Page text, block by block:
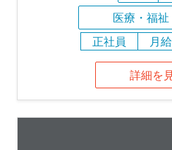
医療・福
正社員
月
詳細を